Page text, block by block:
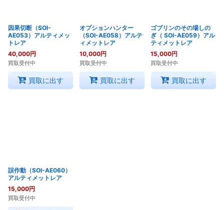
因果切断（SOI-
AE053）アルティメッ
トレア
40,000円
買取受付中
買取に出す
オプションハンター
（SOI-AE058）アルテ
ィメットレア
10,000円
買取受付中
買取に出す
ゴブリンのその場しの
ぎ（ SOI-AE059）アル
ティメットレア
15,000円
買取受付中
買取に出す
誤作動（SOI-AE060）
アルティメットレア
15,000円
買取受付中